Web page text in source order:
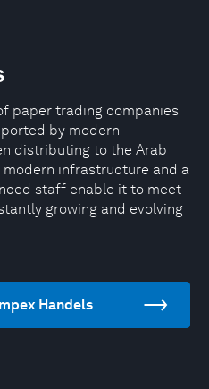
paper trading companies
by modern
distributing to the Arab
modern infrastructure and a
staff enable it to meet
growing and evolving
Handels